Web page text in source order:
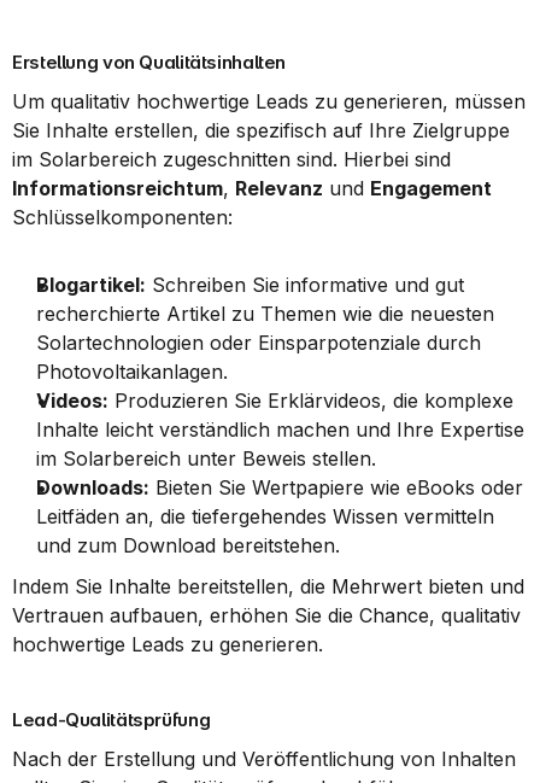
Erstellung von Qualitätsinhalten
Um qualitativ hochwertige Leads zu generieren, müssen
Sie Inhalte erstellen, die spezifisch auf Ihre Zielgruppe
Informationsreichtum, Relevanz und Engagement
Schlüsselkomponenten:
Blogartikel: Schreiben Sie informative und gut
recherchierte Artikel zu Themen wie die neuesten
Solartechnologien oder Einsparpotenziale durch
Photovoltaikanlagen.
Videos: Produzieren Sie Erklärvideos, die komplexe
Inhalte leicht verständlich machen und Ihre Expertise
im Solarbereich unter Beweis stellen.
Downloads: Bieten Sie Wertpapiere wie eBooks oder
Leitfäden an, die tiefergehendes Wissen vermitteln
und zum Download bereitstehen.
Indem Sie Inhalte bereitstellen, die Mehrwert bieten und
Vertrauen aufbauen, erhöhen Sie die Chance, qualitativ
hochwertige Leads zu generieren.
Lead-Qualitätsprüfung
Nach der Erstellung und Veröffentlichung von Inhalten